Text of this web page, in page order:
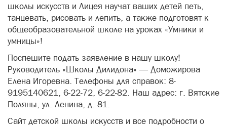
школы искусств и Лицея научат ваших детей петь,
танцевать, рисовать и лепить, а также подготовят к
общеобразовательной школе на уроках «Умники и
умницы»!
Поспешите подать заявление в нашу школу!
Руководитель «Школы Дилидона» — Доможирова
Елена Игоревна. Телефоны для справок: 8-
9195140621, 6-22-72, 6-22-82. Наш адрес: г. Вятские
Поляны, ул. Ленина, д. 81.
Сайт детской школы искусств и все подробности о